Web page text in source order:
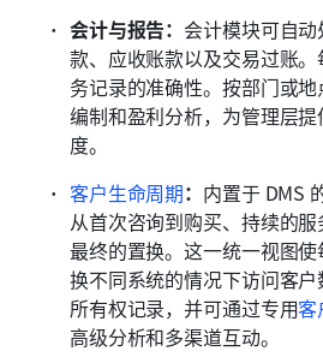
会计与报告： 会计模块可自
款、应收账款以及交易过账
务记录的准确性。按部门或
编制和盈利分析，为管理层
度。
客户生命周期： 内置于 DMS
从首次咨询到购买、持续的
最终的置换。这一统一视图
换不同系统的情况下访问客
所有权记录，并可通过专用客
高级分析和多渠道互动。